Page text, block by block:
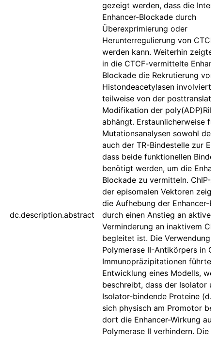
dc.description.abstract
gezeigt werden, dass die
Enhancer-Blockade durch
Überexprimierung oder
Herunterregulierung von
werden kann. Weiterhin zeigte
in die CTCF-vermittelte
Blockade die Rekrutierung von
Histondeacetylasen involviert
teilweise von der
Modifikation der
abhängt. Erstaunlicherweise
Mutationsanalysen sowohl der
auch der TR-Bindestelle zur
dass beide funktionellen
benötigt werden, um die
Blockade zu vermitteln. ChIP-
der episomalen Vektoren
die Aufhebung der Enhancer-
durch einen Anstieg an
Verminderung an inaktivem
begleitet ist. Die Verwendung
Polymerase II-Antikörpers in
Immunopräzipitationen führte
Entwicklung eines Modells,
beschreibt, dass der Isolator
Isolator-bindende Proteine
sich physisch am Promotor
dort die Enhancer-Wirkung auf
Polymerase II verhindern. Die